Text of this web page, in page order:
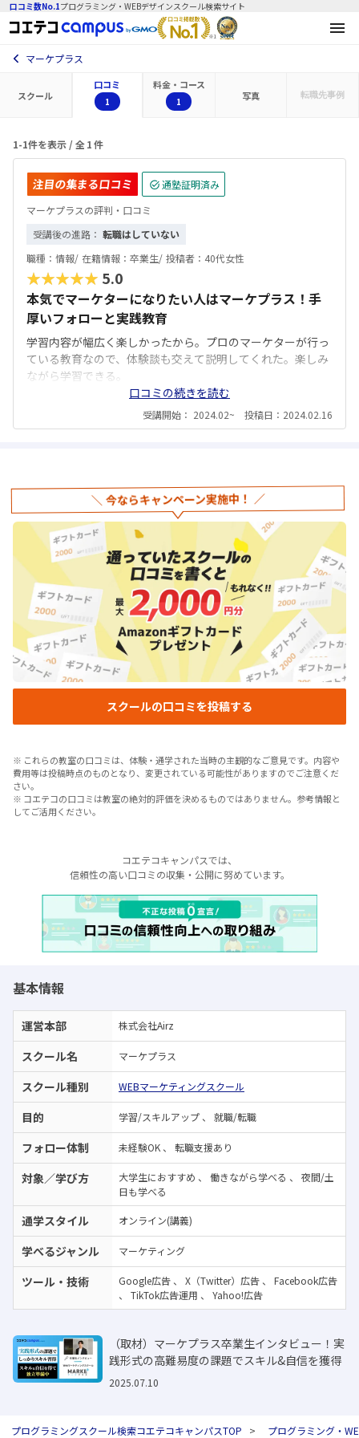
口コミ数No.1プログラミング・WEBデザインスクール検索サイト
マーケプラス
スクール
口コミ
1
料金・コース
1 写真 転職先事例
1-1件を表示 / 全1件
注目の集まる口コミ
通塾証明済み
マーケプラスの評判・口コミ
受講後の進路： 転職はしていない
職種： 情報/ 在籍情報： 卒業生/ 投稿者： 40代女性
★★★★★ 5.0
本気でマーケターになりたい人はマーケプラス！手
厚いフォローと実践教育
学習内容が幅広く楽しかったから。プロのマーケターが行っ
ている教育なので、体験談も交えて説明してくれた。楽しみ
ながら学習できる。
口コミの続きを読む
受講開始： 2024.02~ 投稿日：2024.02.16
今ならキャンペーン実施中！
スクールの口コミを投稿する
※ これらの教室の口コミは、体験・通学された当時の主観的なご意見です。内容や
費用等は投稿時点のものとなり、変更されている可能性がありますのでご注意くだ
さい。
※ コエテコの口コミは教室の絶対的評価を決めるものではありません。参考情報と
してご活用ください。
コエテコキャンパスでは、
信頼性の高い口コミの収集・公開に努めています。
基本情報
運営本部 株式会社Airz
スクール名 マーケプラス
スクール種別 WEBマーケティングスクール
目的 学習/スキルアップ 、 就職/転職
フォロー体制 未経験OK 、 転職支援あり
対象／学び方 大学生におすすめ 、 働きながら学べる 、 夜間/土
日も学べる
通学スタイル オンライン(講義)
学べるジャンル マーケティング
ツール・技術 Google広告 、 X（Twitter）広告 、 Facebook広告
、 TikTok広告運用 、 Yahoo!広告
（取材）マーケプラス卒業生インタビュー！実
践形式の高難易度の課題でスキル&自信を獲得
2025.07.10
プログラミングスクール検索コエテコキャンパスTOP プログラミング・